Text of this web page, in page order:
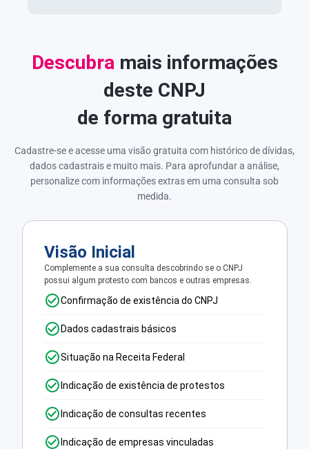
Descubra mais informações
deste CNPJ
de forma gratuita
Cadastre-se e acesse uma visão gratuita com histórico de dívidas,
dados cadastrais e muito mais. Para aprofundar a análise,
personalize com informações extras em uma consulta sob
medida.
Visão Inicial
Complemente a sua consulta descobrindo se o CNPJ
possui algum protesto com bancos e outras empresas.
Confirmação de existência do CNPJ
Dados cadastrais básicos
Situação na Receita Federal
Indicação de existência de protestos
Indicação de consultas recentes
Indicação de empresas vinculadas